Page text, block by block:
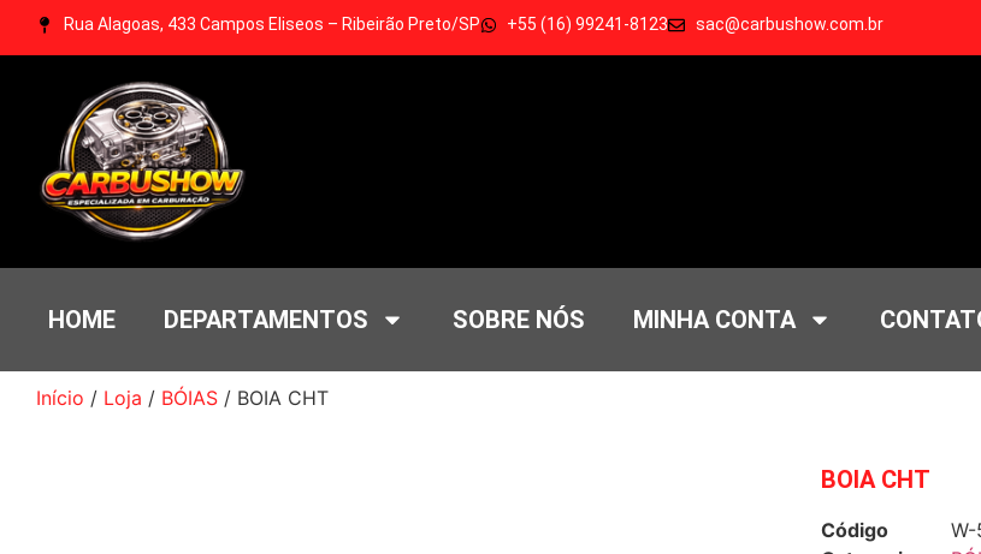
Rua Alagoas, 433 Campos Eliseos – Ribeirão Preto/SP +55 (16) 99241-8123 sac@carbushow.com.br
HOME DEPARTAMENTOS SOBRE NÓS MINHA CONTA
Início / Loja / BÓIAS / BOIA CHT
BOIA CHT
Código